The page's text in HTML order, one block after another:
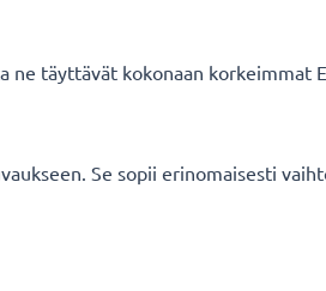
täyttävät kokonaan korkeimmat
Se sopii erinomaisesti